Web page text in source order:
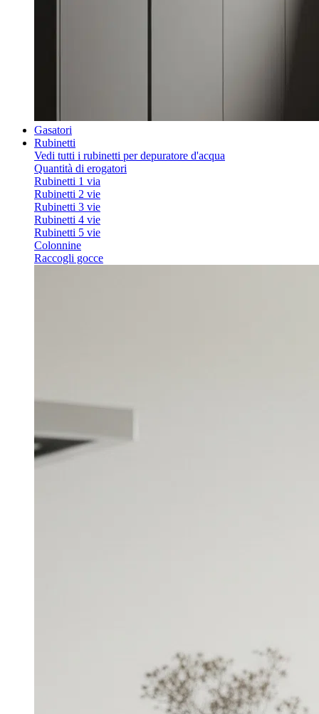
Gasatori
Rubinetti
Vedi tutti i rubinetti per depuratore d'acqua
Quantità di erogatori
Rubinetti 1 via
Rubinetti 2 vie
Rubinetti 3 vie
Rubinetti 4 vie
Rubinetti 5 vie
Colonnine
Raccogli gocce